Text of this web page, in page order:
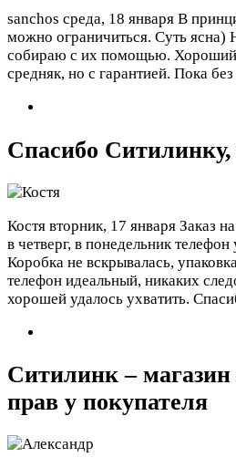
sanchos среда, 18 января В
можно ограничиться. Суть
собираю с их помощью.
средняк, но с гарантией. Пока
Спасибо Ситилинку,
Костя вторник, 17 января Заказ
в четверг, в понедельник
Коробка не вскрывалась,
телефон идеальный, никаких
хорошей удалось ухватить.
Ситилинк –
прав у покупателя